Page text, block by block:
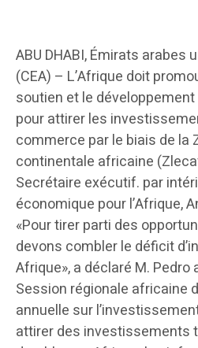
ABU DHABI, Émirats arabes
(CEA) – L’Afrique doit
soutien et le
pour attirer les
commerce par le biais de la
continentale africaine
Secrétaire exécutif. par
économique pour l’Afrique,
«Pour tirer parti des
devons combler le déficit
Afrique», a déclaré M.
Session régionale africaine
annuelle sur
attirer des investissements